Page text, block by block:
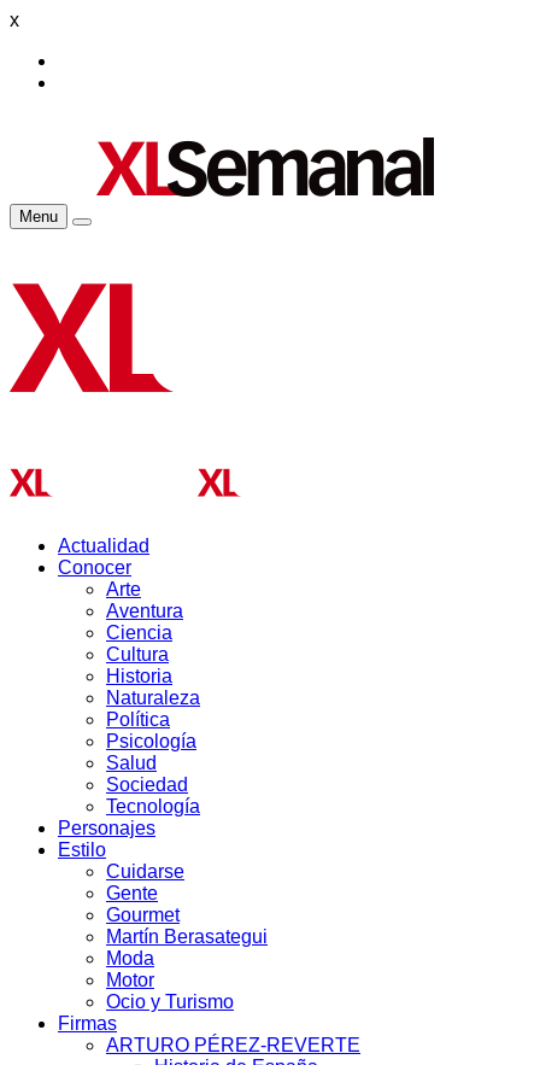
x
Menu
Actualidad
Conocer
Arte
Aventura
Ciencia
Cultura
Historia
Naturaleza
Política
Psicología
Salud
Sociedad
Tecnología
Personajes
Estilo
Cuidarse
Gente
Gourmet
Martín Berasategui
Moda
Motor
Ocio y Turismo
Firmas
ARTURO PÉREZ-REVERTE